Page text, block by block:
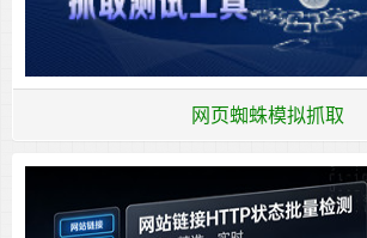
网页蜘蛛模拟抓取